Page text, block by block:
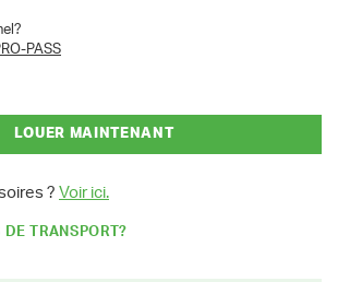
PASS
LOUER MAINTENANT
? Voir ici.
DE TRANSPORT?